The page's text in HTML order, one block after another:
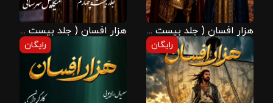
هزار افسان ( جلد بیست و پنجم ) هزار افسان ( جلد بیست و چهارم )
رایگان رایگان